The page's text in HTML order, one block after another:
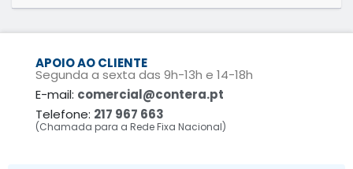
APOIO AO CLIENTE
Segunda a sexta das 9h-13h e 14-18h
E-mail: comercial@contera.pt
Telefone: 217 967 663
(Chamada para a Rede Fixa Nacional)